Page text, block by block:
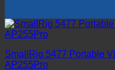
SmallRig 5477 Portable
AP255Pro